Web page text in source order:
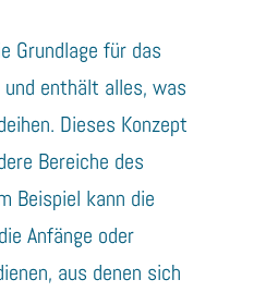
Grundlage für das
enthält alles, was
Dieses Konzept
Bereiche des
Beispiel kann die
Anfänge oder
aus denen sich